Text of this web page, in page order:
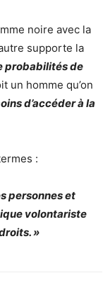
noire avec la
supporte la
probabilités de
un homme qu’on
d’accéder à la
:
personnes et
volontariste
»